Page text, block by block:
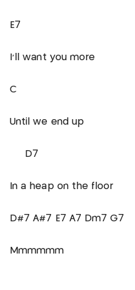
E7
I'll want you more
C
Until we end up
D7
In a heap on the floor
D#7 A#7 E7 A7 Dm7 G7
Mmmmmm